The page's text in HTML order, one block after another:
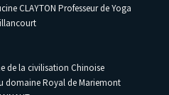
CLAYTON Professeur de Yoga
de la civilisation Chinoise
domaine Royal de Mariemont